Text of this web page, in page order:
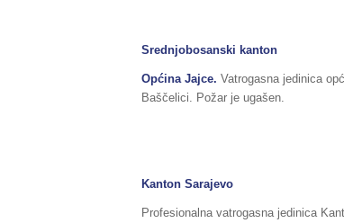
Srednjobosanski kanton
Općina Jajce. Vatrogasna jedinica
Baščelici. Požar je ugašen.
Kanton Sarajevo
Profesionalna vatrogasna jedinica